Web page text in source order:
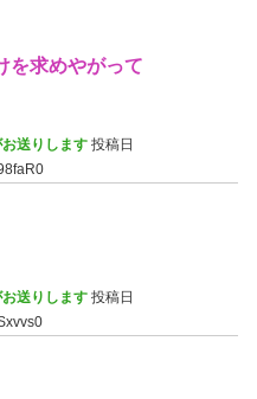
を求めやがって
送りします 投稿日
送りします 投稿日